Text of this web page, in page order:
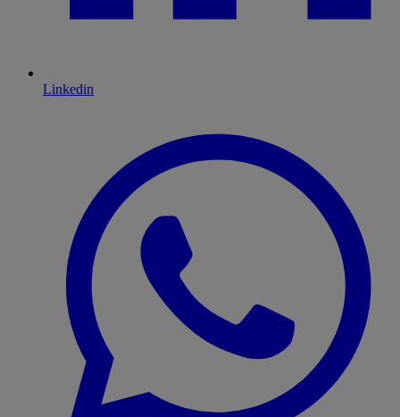
Linkedin